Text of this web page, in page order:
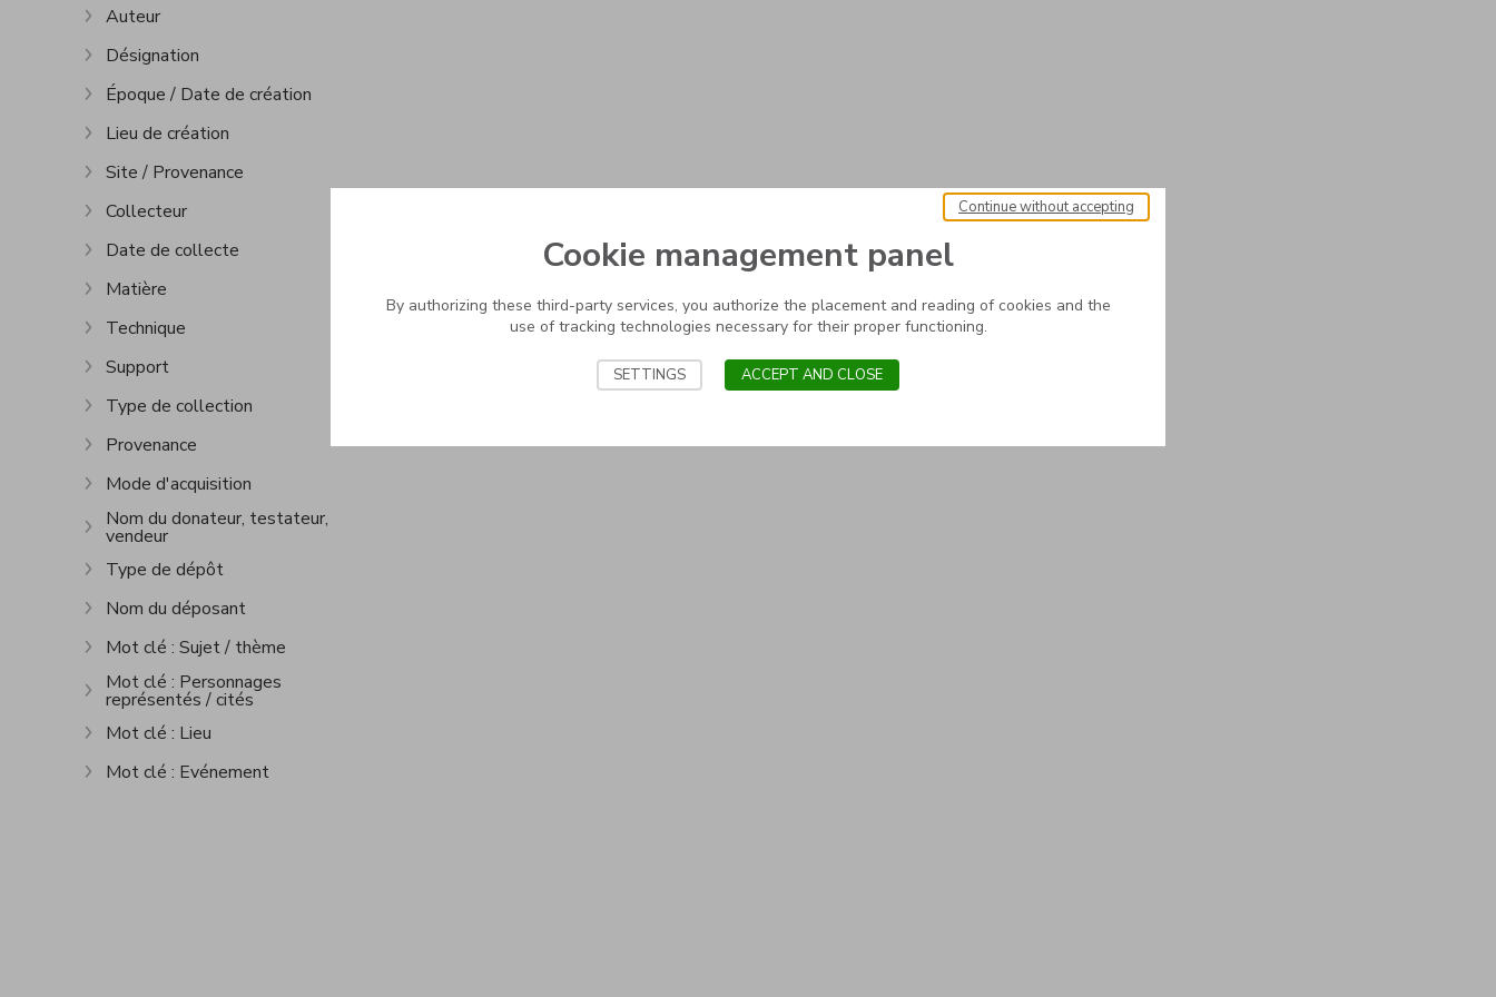
Show more
Auteur
Show more
Désignation
Show more
Époque / Date de création
Show more
Lieu de création
Show more
Site / Provenance
Show more
Collecteur
Show more
Date de collecte
Show more
Matière
Show more
Technique
Show more
Support
Show more
Type de collection
Show more
Provenance
Show more
Mode d'acquisition
Show more
Nom du donateur, testateur,
vendeur
Show more
Type de dépôt
Show more
Nom du déposant
Show more
Mot clé : Sujet / thème
Show more
Mot clé : Personnages
représentés / cités
Show more
Mot clé : Lieu
Show more
Mot clé : Evénement
Cookie management panel
By authorizing these third-party services, you authorize the placement and reading of cookies and the
use of tracking technologies necessary for their proper functioning.
Continue without accepting
SETTINGS ACCEPT AND CLOSE